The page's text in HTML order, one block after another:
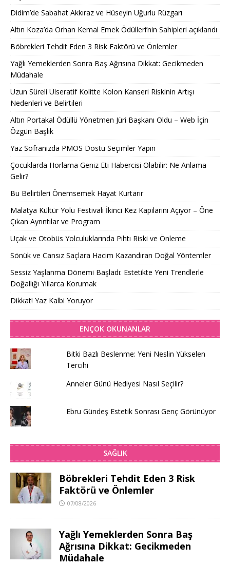
Didim’de Sabahat Akkıraz ve Hüseyin Uğurlu Rüzgarı
Altın Koza’da Orhan Kemal Emek Ödülleri’nin Sahipleri açıklandı
Böbrekleri Tehdit Eden 3 Risk Faktörü ve Önlemler
Yağlı Yemeklerden Sonra Baş Ağrısına Dikkat: Gecikmeden
Müdahale
Uzun Süreli Ülseratif Kolitte Kolon Kanseri Riskinin Artışı
Nedenleri ve Belirtileri
Altın Portakal Ödüllü Yönetmen Jüri Başkanı Oldu – Web İçin
Özgün Başlık
Yaz Sofranızda PMOS Dostu Seçimler Yapın
Çocuklarda Horlama Geniz Eti Habercisi Olabilir: Ne Anlama
Gelir?
Bu Belirtileri Önemsemek Hayat Kurtarır
Malatya Kültür Yolu Festivali İkinci Kez Kapılarını Açıyor – Öne
Çıkan Ayrıntılar ve Program
Uçak ve Otobüs Yolculuklarında Pıhtı Riski ve Önleme
Sönük ve Cansız Saçlara Hacim Kazandıran Doğal Yöntemler
Sessiz Yaşlanma Dönemi Başladı: Estetikte Yeni Trendlerle
Doğallığı Yıllarca Korumak
Dikkat! Yaz Kalbi Yoruyor
ENÇOK OKUNANLAR
Bitki Bazlı Beslenme: Yeni Neslin Yükselen
Tercihi
Anneler Günü Hediyesi Nasıl Seçilir?
Ebru Gündeş Estetik Sonrası Genç Görünüyor
SAĞLIK
Böbrekleri Tehdit Eden 3 Risk
Faktörü ve Önlemler
07/08/2026
Yağlı Yemeklerden Sonra Baş
Ağrısına Dikkat: Gecikmeden
Müdahale